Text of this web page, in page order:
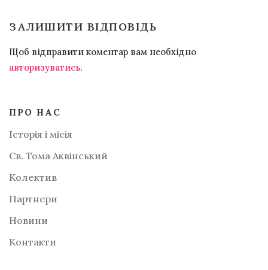
ЗАЛИШИТИ ВІДПОВІДЬ
Щоб відправити коментар вам необхідно
авторизуватись.
ПРО НАС
Історія і місія
Св. Тома Аквінський
Колектив
Партнери
Новини
Контакти